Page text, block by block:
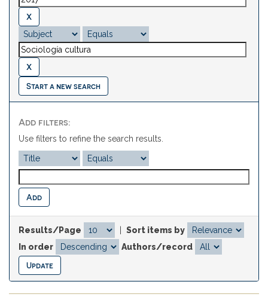
Start a new search
Add filters:
Use filters to refine the search results.
Results/Page
Sort items by
In order
Authors/record